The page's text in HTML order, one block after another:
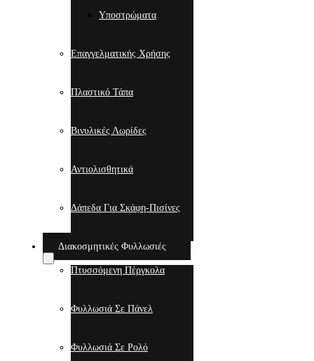
Υποστρώματα
Επαγγελματικής Χρήσης
Πλαστικό Τάπα
Βινυλικές Λωρίδες
Αντιολισθητικά
Δάπεδα Για Σκάφη-Πισίνες
Διακοσμητικές Φυλλωσιές
Πτυσσόμενη Πέργκολα
Φυλλωσιά Σε Πάνελ
Φυλλωσιά Σε Ρολό